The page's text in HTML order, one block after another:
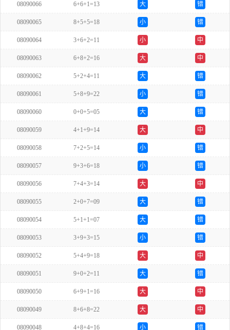
08090066 6+6+1=13 大 错
08090065 8+5+5=18 小 错
08090064 3+6+2=11 小 中
08090063 6+8+2=16 大 中
08090062 5+2+4=11 大 错
08090061 5+8+9=22 小 错
08090060 0+0+5=05 大 错
08090059 4+1+9=14 大 中
08090058 7+2+5=14 小 错
08090057 9+3+6=18 小 错
08090056 7+4+3=14 大 中
08090055 2+0+7=09 大 错
08090054 5+1+1=07 大 错
08090053 3+9+3=15 小 错
08090052 5+4+9=18 大 中
08090051 9+0+2=11 大 错
08090050 6+9+1=16 大 中
08090049 8+6+8=22 大 中
08090048 4+8+4=16 小 错